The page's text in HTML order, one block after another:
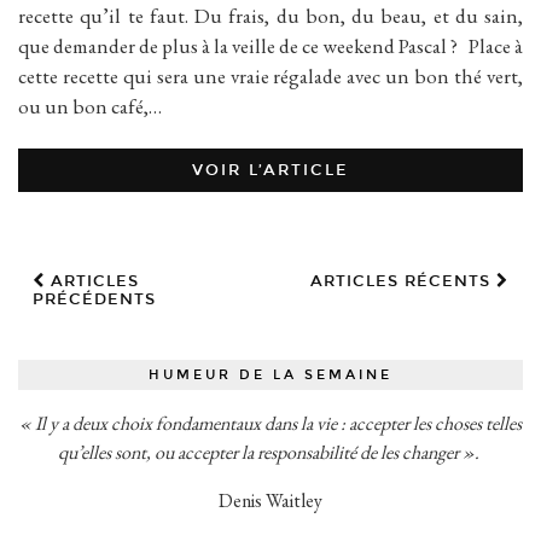
recette qu’il te faut. Du frais, du bon, du beau, et du sain,
que demander de plus à la veille de ce weekend Pascal ? Place à
cette recette qui sera une vraie régalade avec un bon thé vert,
ou un bon café,…
VOIR L’ARTICLE
ARTICLES
PRÉCÉDENTS
ARTICLES RÉCENTS
HUMEUR DE LA SEMAINE
« Il y a deux choix fondamentaux dans la vie : accepter les choses telles
qu’elles sont, ou accepter la responsabilité de les changer ».
Denis Waitley